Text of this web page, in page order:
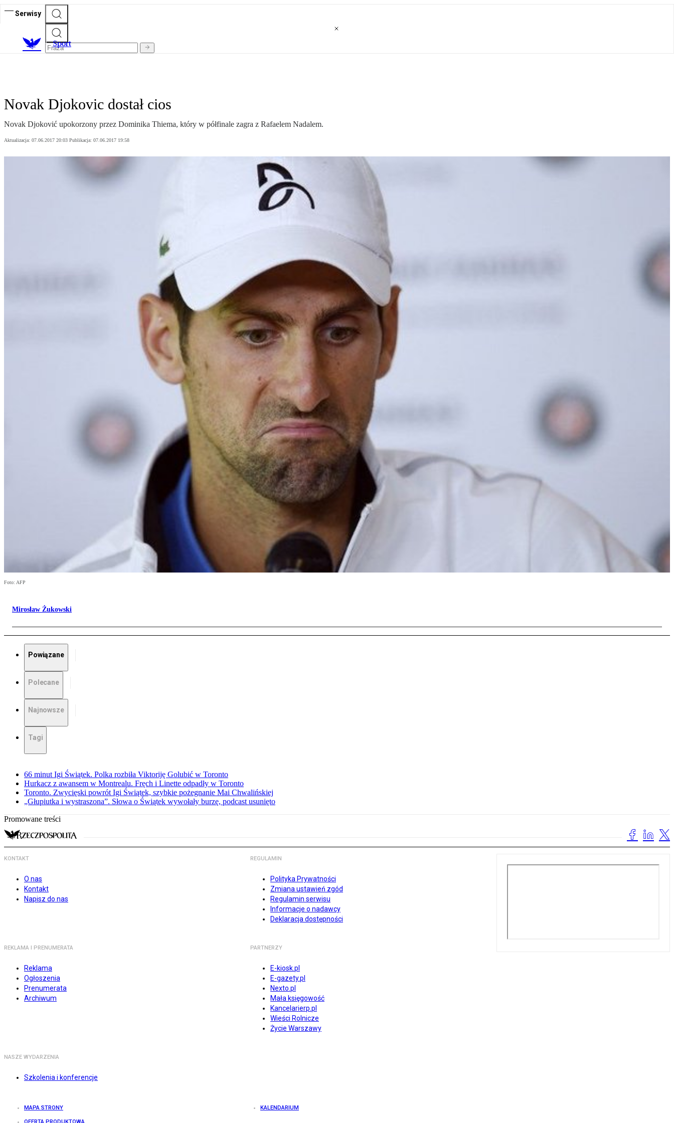
Serwisy
Sport
Novak Djokovic dostał cios
Novak Djoković upokorzony przez Dominika Thiema, który w półfinale zagra z Rafaelem Nadalem.
Aktualizacja: 07.06.2017 20:03 Publikacja: 07.06.2017 19:58
Foto: AFP
Mirosław Żukowski
Powiązane
Polecane
Najnowsze
Tagi
66 minut Igi Świątek. Polka rozbiła Viktoriję Golubić w Toronto
Hurkacz z awansem w Montrealu. Fręch i Linette odpadły w Toronto
Toronto. Zwycięski powrót Igi Świątek, szybkie pożegnanie Mai Chwalińskiej
„Głupiutka i wystraszona”. Słowa o Świątek wywołały burzę, podcast usunięto
Promowane treści
KONTAKT
O nas
Kontakt
Napisz do nas
REGULAMIN
Polityka Prywatności
Zmiana ustawień zgód
Regulamin serwisu
Informacje o nadawcy
Deklaracja dostępności
REKLAMA I PRENUMERATA
Reklama
Ogłoszenia
Prenumerata
Archiwum
PARTNERZY
E-kiosk.pl
E-gazety.pl
Nexto.pl
Mała księgowość
Kancelarierp.pl
Wieści Rolnicze
Życie Warszawy
NASZE WYDARZENIA
Szkolenia i konferencje
MAPA STRONY KALENDARIUM